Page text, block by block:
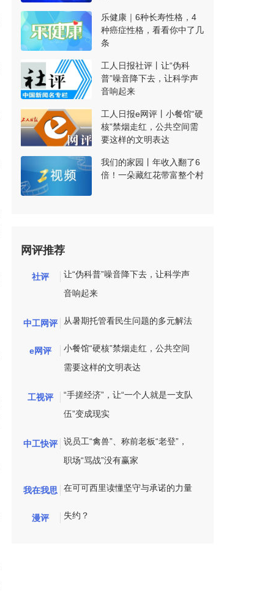
乐健康｜6种长寿性格，4
种癌症性格，看看你中了几
条
工人日报社评丨让“伪科
普”噪音降下去，让科学声
音响起来
工人日报e网评丨小餐馆“硬
核”禁烟走红，公共空间需
要这样的文明表达
我们的家园丨年收入翻了6
倍！一朵藏红花带富整个村
网评推荐
社评
让“伪科普”噪音降下去，让科学声
音响起来
中工网评 从暑期托管看民生问题的多元解法
e网评
小餐馆“硬核”禁烟走红，公共空间
需要这样的文明表达
工视评
“手搓经济”，让“一个人就是一支队
伍”变成现实
中工快评
说员工“禽兽”、称前老板“老登”，
职场“骂战”没有赢家
我在我思 在可可西里读懂坚守与承诺的力量
漫评 失约？